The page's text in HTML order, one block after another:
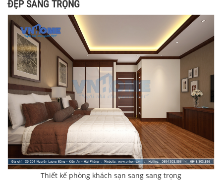
ĐẸP SANG TRỌNG
Thiết kế phòng khách sạn sang sang trọng